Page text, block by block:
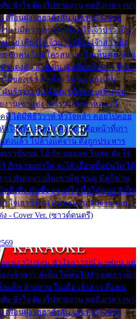
ย จำใจ ต้องไปช่วยงาน พอถึงเวลา เขา
พื่อนฝูง เฮฮาดังลั่น แต่เราล้างจาน
าย บ่มีความหมาย เคียงใจเจ้าบ่าว เป็น
าย เคียงใจเจ้าบ่าว เพื่อนเจ้าสาว ยัง
ฮักคน ไม่มีใครสน เขาไม่เห็นคน ที่อยู่
วแต่งตัว สวยเด่น นั่งเคียงเจ้าบ่าว ที่เขา
ใจของเรา ลำเค็ญ ใครจะมองเห็น
มันร้าวระบม ต้องมาขื่นขม เศร้าตรม
านเขาแต่ง แต่เรา แล้งมาหลายปี
ดี ได้มีพิธีวิวาห์ หัวใจหล้า คอยไปคอย
วใจหล้า คอยไปคอยมา คือหน้าที่เก่า
ต่งแล้ว ไปล้างแต่จาน ดั่งถูกประหาร
เราขื่นขม โอ้ รัก ลอยลม ไม่สม ดัง ใจ
อีกนานเท่าใด จะได้ เลื่อนขั้นบันได ได้
าว มันเหงา เห็นเขามีคู่ ซมดู มีคู่ก็ม่วน
ห่ตึงตึง มันซึ้ง อยู่แก่ใจ มื้อใด๋หนอ สิเป็น
า ใจเฮาซิด้าน มันทรมาน จับจาน เอย…
- Cover Ver. (ซาวด์ดนตรี)
ย่งเอาไปก่อน หัวใจอาวรณ์ มาซ่อน อยู่
กเจ้าสาว ส่งยิ้ม ให้คนไปทั่ว แต่เรา เฝ้า
นเด็ก ล้างจาน ในเมื่อ เจ้าสาว คือคน
ย จำใจ ต้องไปช่วยงาน พอถึงเวลา เขา
พื่อนฝูง เฮฮาดังลั่น แต่เราล้างจาน